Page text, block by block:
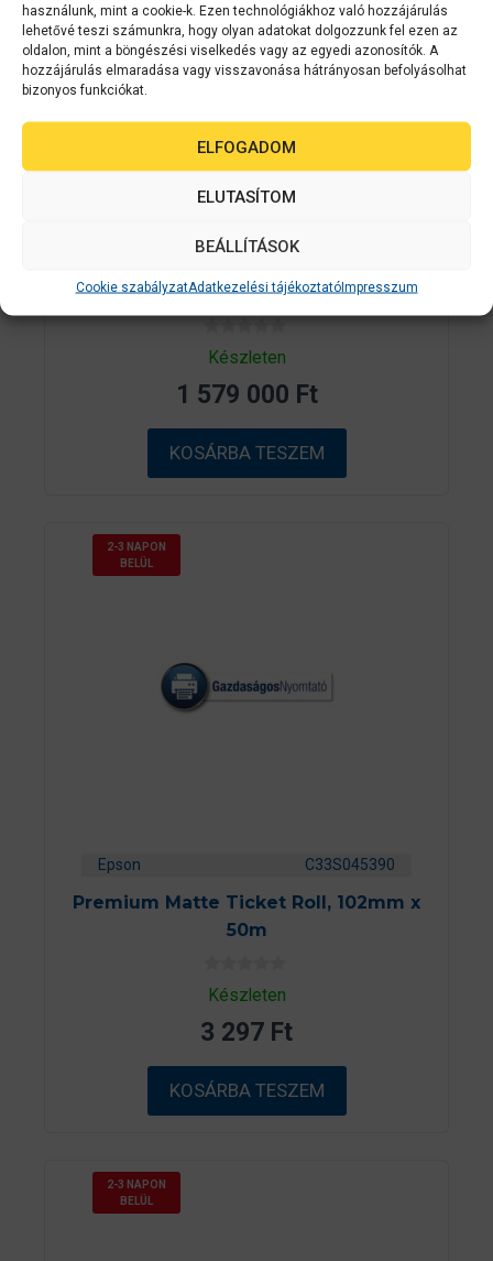
használunk, mint a cookie-k. Ezen technológiákhoz való hozzájárulás
lehetővé teszi számunkra, hogy olyan adatokat dolgozzunk fel ezen az
oldalon, mint a böngészési viselkedés vagy az egyedi azonosítók. A
hozzájárulás elmaradása vagy visszavonása hátrányosan befolyásolhat
bizonyos funkciókat.
ELFOGADOM
ELUTASÍTOM
BEÁLLÍTÁSOK
Cookie szabályzatAdatkezelési tájékoztatóImpresszum
címkenyomtató
0
a
5
b
ő
l
Készleten
1 579 000 Ft
KOSÁRBA TESZEM
2-3 NAPON
BELÜL
Epson C33S045390
Premium Matte Ticket Roll, 102mm x
50m
0
a
5
b
ő
l
Készleten
3 297 Ft
KOSÁRBA TESZEM
2-3 NAPON
BELÜL